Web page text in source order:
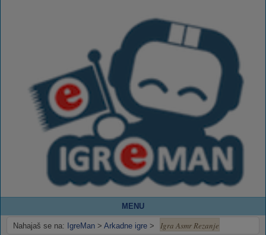
MENU
Nahajaš se na: IgreMan > Arkadne igre > Igra Asmr Rezanje